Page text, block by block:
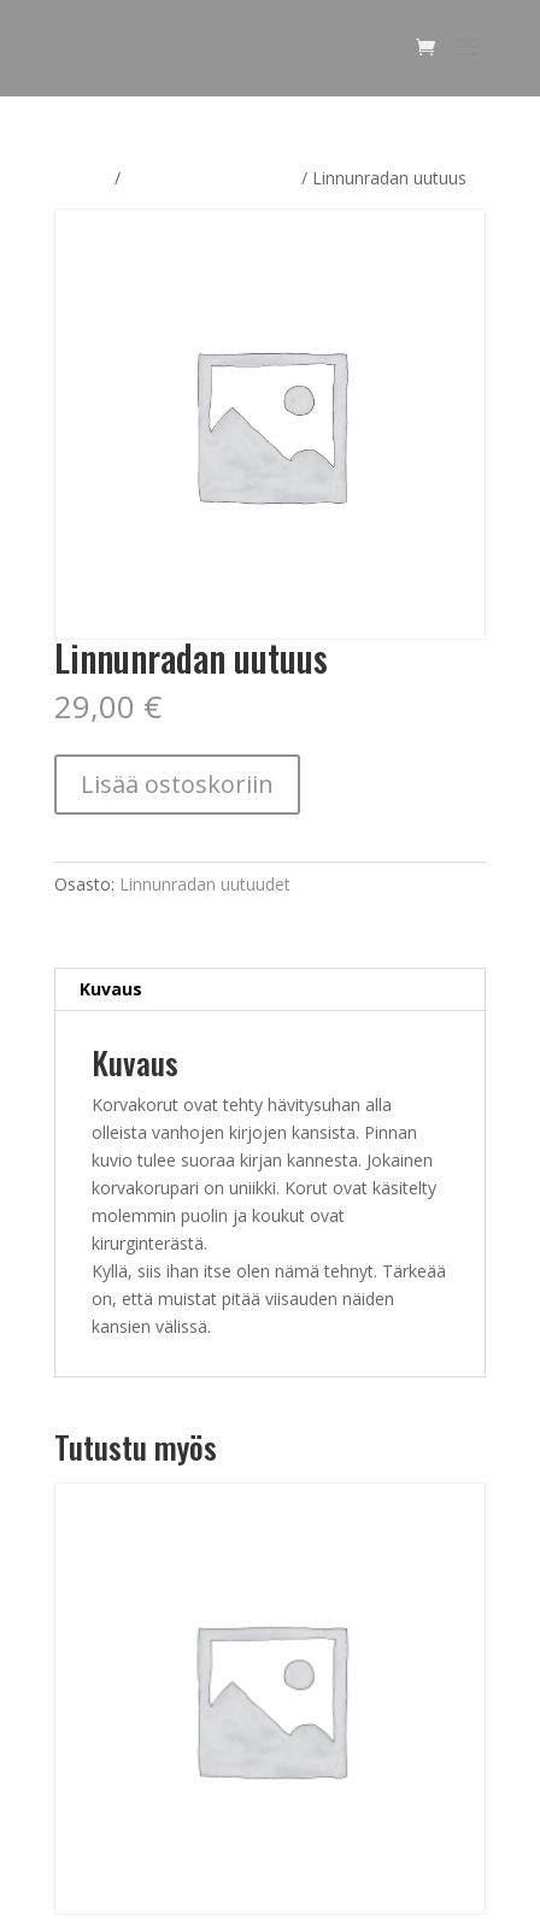
/ / Linnunradan uutuus
Linnunradan uutuus
29,00 €
uutuusLisää ostoskoriin
Osasto: Linnunradan uutuudet
Kuvaus
Kuvaus
Korvakorut ovat tehty hävitysuhan alla
olleista vanhojen kirjojen kansista. Pinnan
kuvio tulee suoraa kirjan kannesta. Jokainen
korvakorupari on uniikki. Korut ovat käsitelty
molemmin puolin ja koukut ovat
kirurginterästä.
Kyllä, siis ihan itse olen nämä tehnyt. Tärkeää
on, että muistat pitää viisauden näiden
kansien välissä.
Tutustu myös